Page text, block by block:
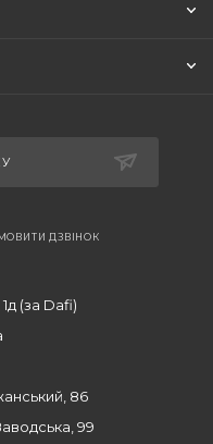
ДЗВІНОК
(за Dafi)
86
99